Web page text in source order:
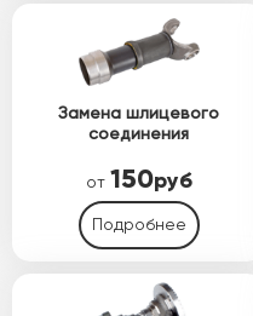
Замена шлицевого
соединения
от 150руб
Подробнее